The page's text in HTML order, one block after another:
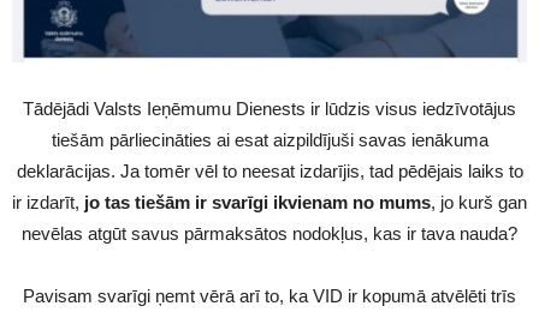
Tādējādi Valsts Ieņēmumu Dienests ir lūdzis visus iedzīvotājus
tiešām pārliecināties ai esat aizpildījuši savas ienākuma
deklarācijas. Ja tomēr vēl to neesat izdarījis, tad pēdējais laiks to
ir izdarīt, jo tas tiešām ir svarīgi ikvienam no mums, jo kurš gan
nevēlas atgūt savus pārmaksātos nodokļus, kas ir tava nauda?
Pavisam svarīgi ņemt vērā arī to, ka VID ir kopumā atvēlēti trīs